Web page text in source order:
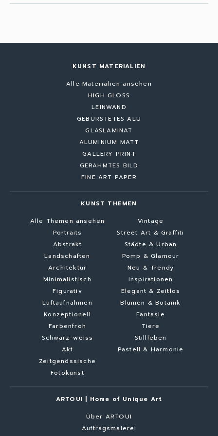
KUNST MATERIALIEN
Alle Materialien ansehen
HIGH GLOSS
LEINWAND
GEBÜRSTETES ALU
GLASLAMINAT
ALUMINIUM MATT
GALLERY PRINT
GERAHMTES BILD
FINE ART PAPER
KUNST THEMEN
Alle Themen ansehen
Portraits
Abstrakt
Landschaften
Architektur
Minimalistisch
Figurativ
Luftaufnahmen
Konzeptionell
Farbenfroh
Schwarz-weiss
Akt
Zeitgenössische
Fotokunst
Vintage
Street Art & Graffiti
Städte & Urban
Pomp & Glamour
Neu & Trendy
Inspirationen
Elegant & Zeitlos
Blumen & Botanik
Fantasie
Tiere
Stillleben
Pastell & Harmonie
ARTOUI | Home of Unique Art
Über ARTOUI
Auftragsmalerei